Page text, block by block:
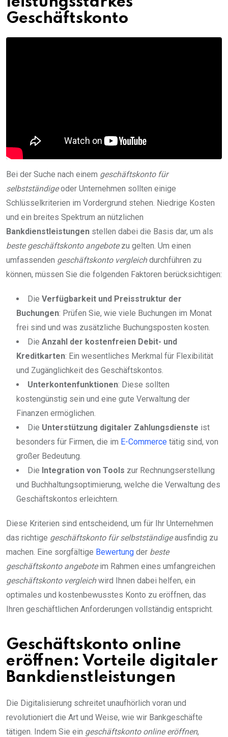
Geschäftskonto
Bei der Suche nach einem geschäftskonto für
selbstständigeoder Unternehmen sollten einige
Schlüsselkriterien im Vordergrund stehen. Niedrige Kosten
und ein breites Spektrum an nützlichen
Bankdienstleistungen stellen dabei die Basis dar, um als
beste geschäftskonto angebotezu gelten. Um einen
umfassenden geschäftskonto vergleichdurchführen zu
können, müssen Sie die folgenden Faktoren berücksichtigen:
Die Verfügbarkeit und Preisstruktur der
Buchungen: Prüfen Sie, wie viele Buchungen im Monat
frei sind und was zusätzliche Buchungsposten kosten.
Die Anzahl der kostenfreien Debit- und
Kreditkarten: Ein wesentliches Merkmal für Flexibilität
und Zugänglichkeit des Geschäftskontos.
Unterkontenfunktionen: Diese sollten
kostengünstig sein und eine gute Verwaltung der
Finanzen ermöglichen.
Die Unterstützung digitaler Zahlungsdienste ist
besonders für Firmen, die im E-Commerce tätig sind, von
großer Bedeutung.
Die Integration von Tools zur Rechnungserstellung
und Buchhaltungsoptimierung, welche die Verwaltung des
Geschäftskontos erleichtern.
Diese Kriterien sind entscheidend, um für Ihr Unternehmen
das richtige geschäftskonto für selbstständigeausfindig zu
machen. Eine sorgfältige Bewertung der beste
geschäftskonto angeboteim Rahmen eines umfangreichen
geschäftskonto vergleichwird Ihnen dabei helfen, ein
optimales und kostenbewusstes Konto zu eröffnen, das
Ihren geschäftlichen Anforderungen vollständig entspricht.
Geschäftskonto online
eröffnen: Vorteile digitaler
Bankdienstleistungen
Die Digitalisierung schreitet unaufhörlich voran und
revolutioniert die Art und Weise, wie wir Bankgeschäfte
tätigen. Indem Sie ein geschäftskonto online eröffnen,